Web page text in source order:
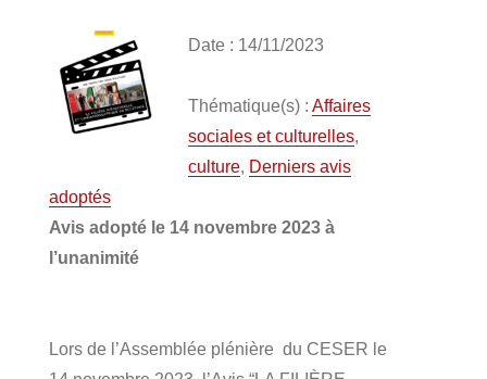
Date : 14/11/2023
Thématique(s) : Affaires
sociales et culturelles,
culture, Derniers avis
adoptés
Avis adopté le 14 novembre 2023 à
l’unanimité
Lors de l’Assemblée plénière du CESER le